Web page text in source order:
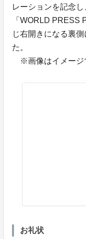
レーションを記念
「WORLD PRESS
じ右開きになる裏
た。
※画像はイメージ
お礼状